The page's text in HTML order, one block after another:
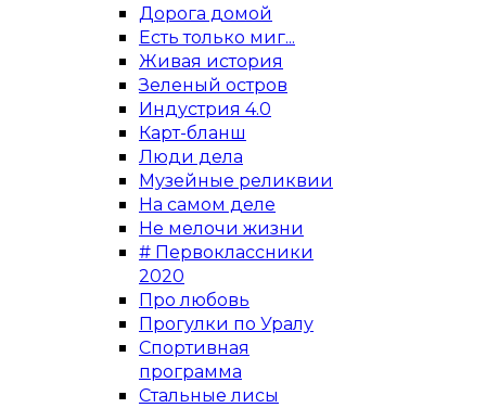
Дорога домой
Есть только миг...
Живая история
Зеленый остров
Индустрия 4.0
Карт-бланш
Люди дела
Музейные реликвии
На самом деле
Не мелочи жизни
# Первоклассники
2020
Про любовь
Прогулки по Уралу
Спортивная
программа
Стальные лисы